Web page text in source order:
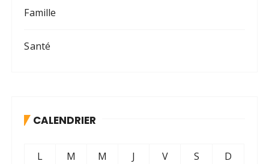
Famille
Santé
CALENDRIER
L M M J V S
D